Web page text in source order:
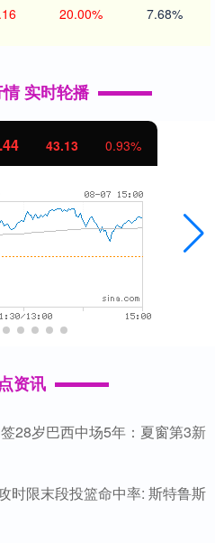
20.00% 7.68%
实时轮播
43.13 0.93%
资讯
28岁巴西中场5年：夏窗第3新
时限末段投篮命中率: 斯特鲁斯